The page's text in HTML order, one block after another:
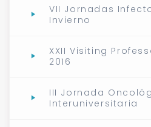
VII Jornadas
Invierno
XXII Visiting
2016
III Jornada
Interuniversitaria